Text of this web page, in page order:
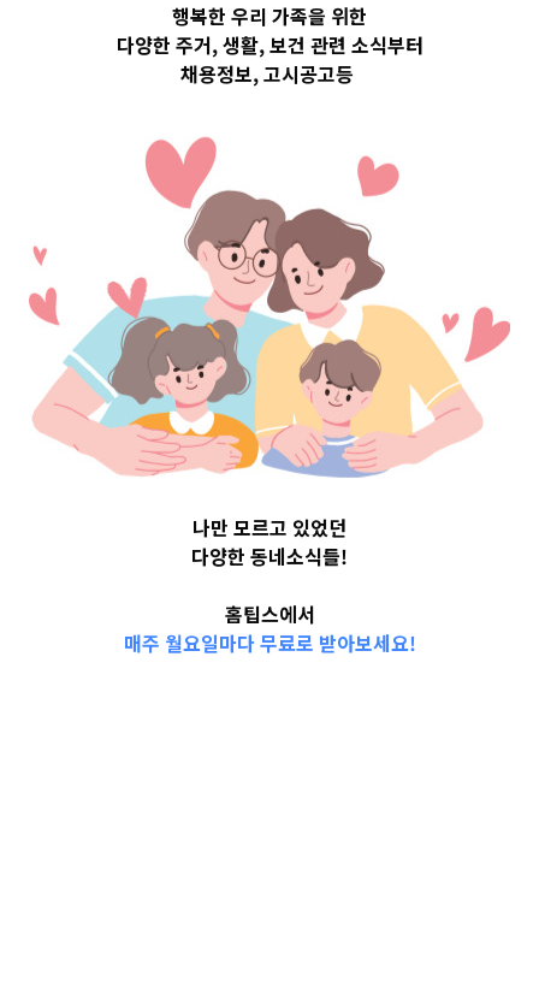
경기도김포시
Top 3 및 주간 소
식 – 20230619
2023-06-19
readybaby-admin
행복한 우리 가족을 위한
다양한 주거, 생활, 보건 관련 소식부터
채용정보, 고시공고등
나만 모르고 있었던
다양한 동네소식들!
홈팁스에서
매주 월요일마다 무료로 받아보세요!